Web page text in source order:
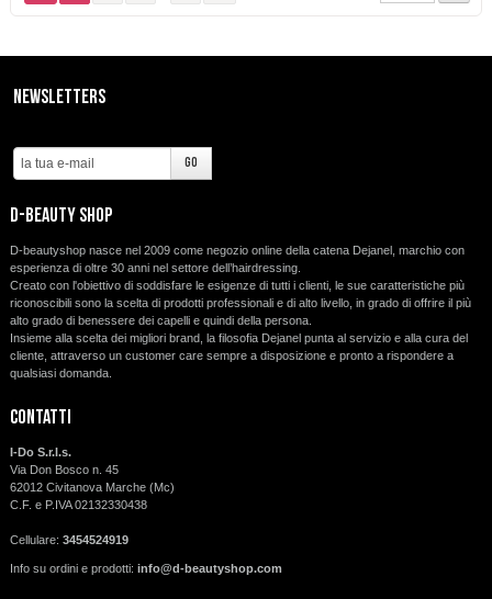
Newsletters
d-beauty shop
D-beautyshop nasce nel 2009 come negozio online della catena Dejanel, marchio con
esperienza di oltre 30 anni nel settore dell’hairdressing.
Creato con l'obiettivo di soddisfare le esigenze di tutti i clienti, le sue caratteristiche più
riconoscibili sono la scelta di prodotti professionali e di alto livello, in grado di offrire il più
alto grado di benessere dei capelli e quindi della persona.
Insieme alla scelta dei migliori brand, la filosofia Dejanel punta al servizio e alla cura del
cliente, attraverso un customer care sempre a disposizione e pronto a rispondere a
qualsiasi domanda.
Contatti
I-Do S.r.l.s.
Via Don Bosco n. 45
62012 Civitanova Marche (Mc)
C.F. e P.IVA 02132330438
Cellulare: 3454524919
Info su ordini e prodotti: info@d-beautyshop.com